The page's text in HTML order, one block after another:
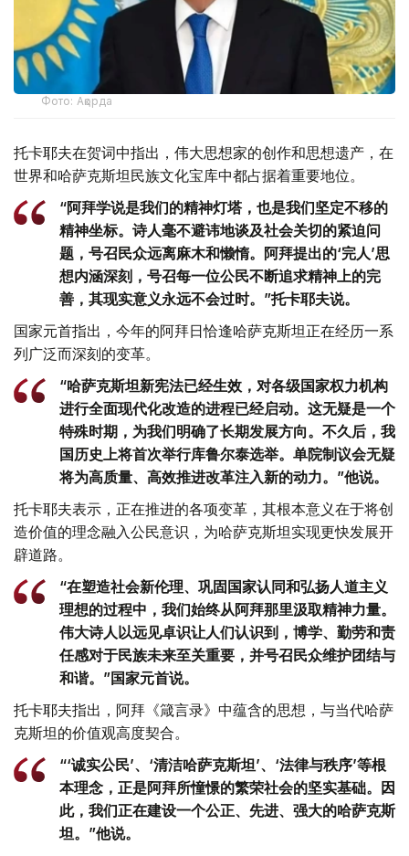
Фото: Ақорда
托卡耶夫在贺词中指出，伟大思想家的创作和思想遗产，在
世界和哈萨克斯坦民族文化宝库中都占据着重要地位。
“阿拜学说是我们的精神灯塔，也是我们坚定不移的
精神坐标。诗人毫不避讳地谈及社会关切的紧迫问
题，号召民众远离麻木和懒惰。阿拜提出的‘完人’思
想内涵深刻，号召每一位公民不断追求精神上的完
善，其现实意义永远不会过时。”托卡耶夫说。
国家元首指出，今年的阿拜日恰逢哈萨克斯坦正在经历一系
列广泛而深刻的变革。
“哈萨克斯坦新宪法已经生效，对各级国家权力机构
进行全面现代化改造的进程已经启动。这无疑是一个
特殊时期，为我们明确了长期发展方向。不久后，我
国历史上将首次举行库鲁尔泰选举。单院制议会无疑
将为高质量、高效推进改革注入新的动力。”他说。
托卡耶夫表示，正在推进的各项变革，其根本意义在于将创
造价值的理念融入公民意识，为哈萨克斯坦实现更快发展开
辟道路。
“在塑造社会新伦理、巩固国家认同和弘扬人道主义
理想的过程中，我们始终从阿拜那里汲取精神力量。
伟大诗人以远见卓识让人们认识到，博学、勤劳和责
任感对于民族未来至关重要，并号召民众维护团结与
和谐。”国家元首说。
托卡耶夫指出，阿拜《箴言录》中蕴含的思想，与当代哈萨
克斯坦的价值观高度契合。
“‘诚实公民’、‘清洁哈萨克斯坦’、‘法律与秩序’等根
本理念，正是阿拜所憧憬的繁荣社会的坚实基础。因
此，我们正在建设一个公正、先进、强大的哈萨克斯
坦。”他说。